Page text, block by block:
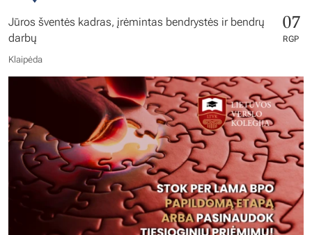
Jūros šventės kadras, įrėmintas bendrystės ir bendrų
darbų
07
RGP
Klaipėda